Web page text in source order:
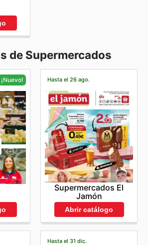
de Supermercados
¡Nuevo! Hasta el 26 ago.
Supermercados El
Jamón
Abrir catálogo
Hasta el 31 dic.